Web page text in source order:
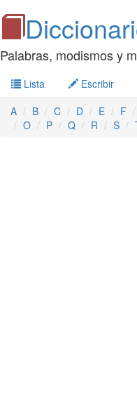
Palabras, modismos y
Lista Escribir
A
B C D E F
O
P Q R S